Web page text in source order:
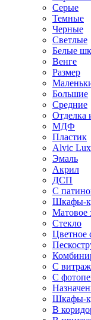
Серые
Темные
Черные
Светлые
Белые
Венге
Размер
Большие
Средние
Отделка
МДФ
Пластик
Alvic
Эмаль
Акрил
ДСП
С
Шкафы-
Матовое
Стекло
Цветное
С
С
Шкафы-
В